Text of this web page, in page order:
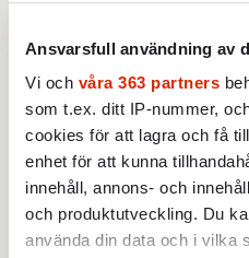
Ansvarsfull användning av
Vi och våra 363 partners
som t.ex. ditt IP-nummer,
cookies för att lagra och få
enhet för att kunna
innehåll, annons- och
och produktutveckling. Du
använda din data och i vilka
N är jag var ung
Deep Purple. Men
bandet bara som en
hårdrocksgruppen